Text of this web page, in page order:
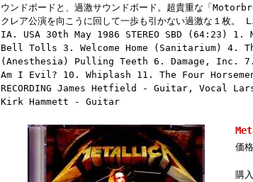
ウンドボードと、過激サウンドボード。超貴重な「
クレア公演を向こうに回して一歩も引かない過激な
IA. USA 30th May 1986 STEREO SBD (64:23)
Bell Tolls 3. Welcome Home (Sanitarium) 4.
(Anesthesia) Pulling Teeth 6. Damage, Inc.
Am I Evil? 10. Whiplash 11. The Four Horsemen
RECORDING James Hetfield - Guitar, Vocal
Kirk Hammett - Guitar
価
購